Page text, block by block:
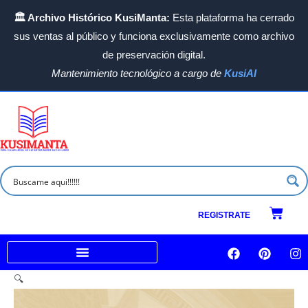
🏛️ Archivo Histórico KusiManta: Esta plataforma ha cerrado
sus ventas al público y funciona exclusivamente como archivo
de preservación digital.
Mantenimiento tecnológico a cargo de KusiAI
REGISTRATE
F
a
c
P
i
n
I
n
s
🔍